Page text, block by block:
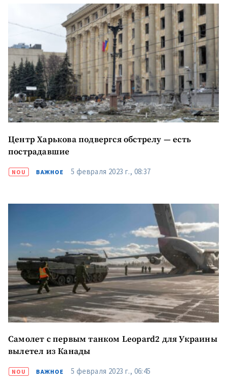
Центр Харькова подвергся обстрелу — есть
пострадавшие
NOU ВАЖНОЕ 5 февраля 2023 г., 08:37
Самолет с первым танком Leopard2 для Украины
вылетел из Канады
NOU ВАЖНОЕ 5 февраля 2023 г., 06:45